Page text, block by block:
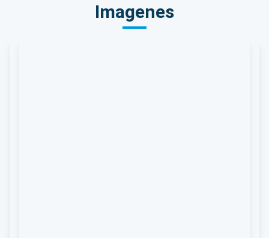
Imagenes